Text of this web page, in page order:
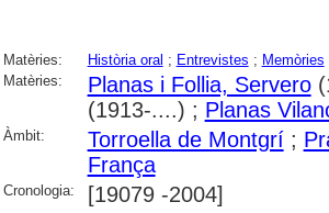
Matèries: Història oral ; Entrevistes ; Memòries
Matèries:
Planas i Follia, Servero
(1913-....) ; Planas
Àmbit: Torroella de Montgrí;
França
Cronologia: [19079 -2004]